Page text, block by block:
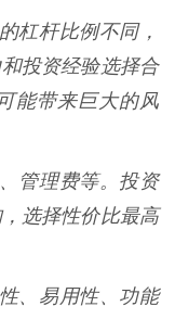
杠杆比例不同，
投资经验选择合
能带来巨大的风
管理费等。投资
选择性价比最高
、易用性、功能